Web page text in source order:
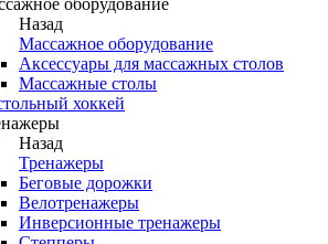
оборудование
Назад
Массажное оборудование
Аксессуары для массажных столов
Массажные столы
хоккей
Назад
Тренажеры
Беговые дорожки
Велотренажеры
Инверсионные тренажеры